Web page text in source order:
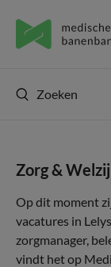
Zoeken
Zorg &
Op dit moment
vacatures in
zorgmanager,
vindt het op